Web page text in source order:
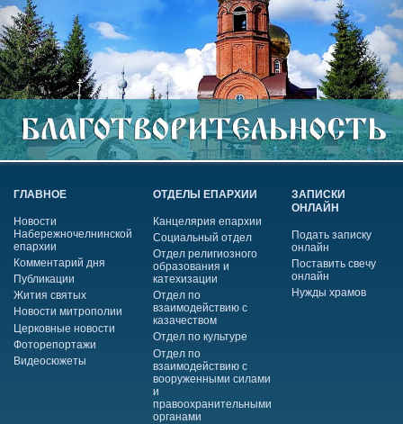
ГЛАВНОЕ
Новости
Набережночелнинской
епархии
Комментарий дня
Публикации
Жития святых
Новости митрополии
Церковные новости
Фоторепортажи
Видеосюжеты
ОТДЕЛЫ ЕПАРХИИ
Канцелярия епархии
Социальный отдел
Отдел религиозного
образования и
катехизации
Отдел по
взаимодействию с
казачеством
Отдел по культуре
Отдел по
взаимодействию с
вооруженными силами
и
правоохранительными
органами
ЗАПИСКИ
ОНЛАЙН
Подать записку
онлайн
Поставить свечу
онлайн
Нужды храмов